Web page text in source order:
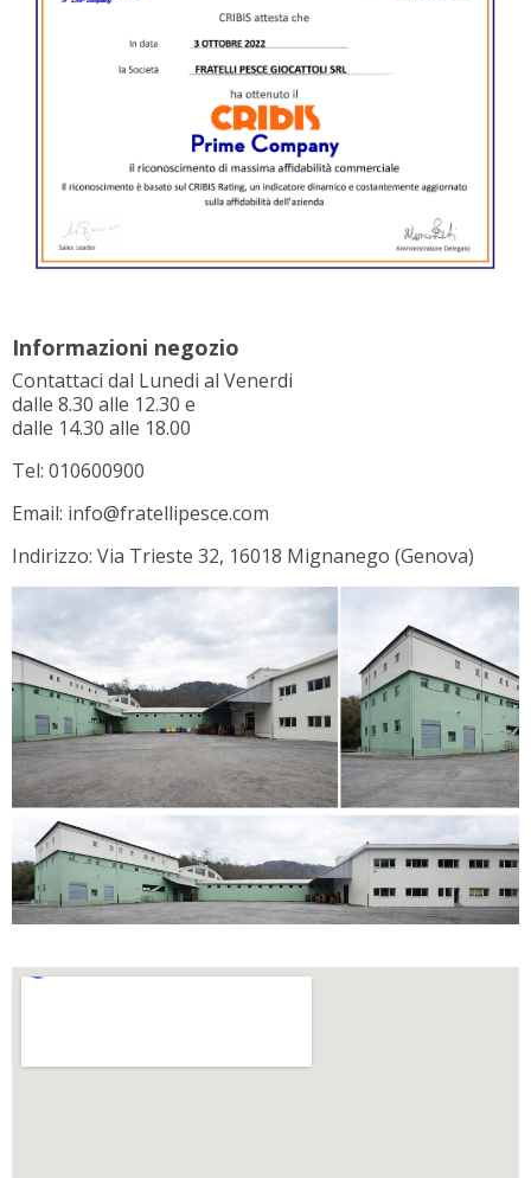
Informazioni negozio
Contattaci dal Lunedi al Venerdi
dalle 8.30 alle 12.30 e
dalle 14.30 alle 18.00
Tel: 010600900
Email: info@fratellipesce.com
Indirizzo: Via Trieste 32, 16018 Mignanego (Genova)